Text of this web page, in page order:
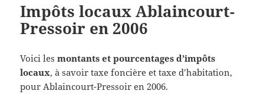
Impôts locaux Ablaincourt-
Pressoir en 2006
Voici lesmontants et pourcentages d’impôts
locaux, à savoir taxe foncière et taxe d’habitation,
pour Ablaincourt-Pressoir en 2006.